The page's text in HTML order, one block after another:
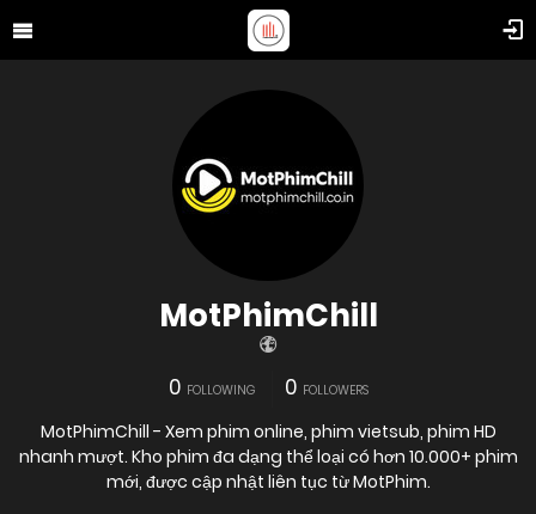
MotPhimChill
0 FOLLOWING 0 FOLLOWERS
MotPhimChill - Xem phim online, phim vietsub, phim HD
nhanh mượt. Kho phim đa dạng thể loại có hơn 10.000+ phim
mới, được cập nhật liên tục từ MotPhim.